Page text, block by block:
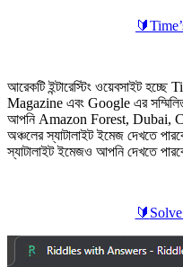
🔰
আরেকটি ইন্টারেস্টিং ওয়েবসাইট
Magazine এবং Google এর
আপনি Amazon Forest, Dubai,
অঞ্চলের স্যাটালাইট ইমেজ দেখতে
স্যাটালাইট ইমেজও আপনি দেখতে
🔰